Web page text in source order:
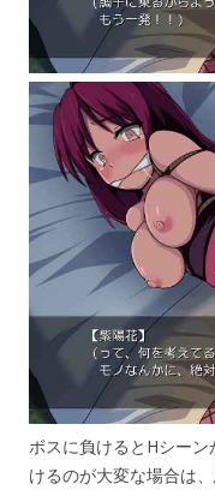
ボスに負けるとHシー
けるのが大変な場合は